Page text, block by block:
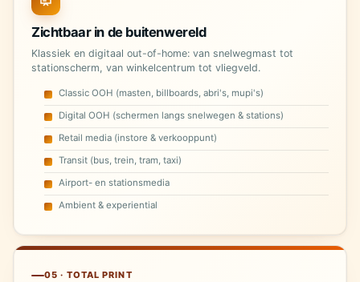
Zichtbaar in de buitenwereld
Klassiek en digitaal out-of-home: van snelwegmast tot
stationscherm, van winkelcentrum tot vliegveld.
Classic OOH (masten, billboards, abri's, mupi's)
Digital OOH (schermen langs snelwegen & stations)
Retail media (instore & verkooppunt)
Transit (bus, trein, tram, taxi)
Airport- en stationsmedia
Ambient & experiential
05 · TOTAL PRINT